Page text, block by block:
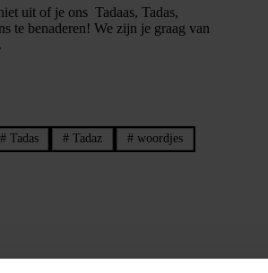
uit of je ons Tadaas, Tadas,
te benaderen! We zijn je graag van
#Tadas # Tadaz # woordjes